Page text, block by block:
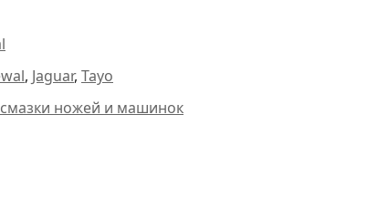
, Jaguar, Tayo
ножей и машинок